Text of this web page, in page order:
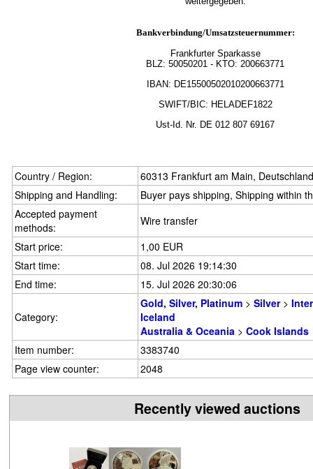
Bankverbindung/Umsatzsteuernummer:
Frankfurter Sparkasse
BLZ: 50050201 - KTO: 200663771
IBAN: DE15500502010200663771
SWIFT/BIC: HELADEF1822
Ust-Id. Nr. DE 012 807 69167
Country / Region:
60313 Frankfurt am Main, Deutschland
Shipping and Handling:
Buyer pays shipping, Shipping within
Accepted payment
methods:
Wire transfer
Start price:
1,00 EUR
Start time:
08. Jul 2026 19:14:30
End time:
15. Jul 2026 20:30:06
Category:
Gold, Silver, Platinum > Silver>
Iceland
Australia & Oceania > Cook Islands
Item number:
3383740
Page view counter:
2048
Recently viewed auctions